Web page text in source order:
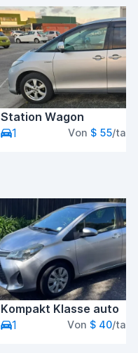
Station Wagon
1
Von $ 55/tag
Kompakt Klasse auto
1
Von $ 40/tag